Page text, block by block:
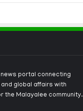
portal connecting
global affairs with
the Malayalee community.